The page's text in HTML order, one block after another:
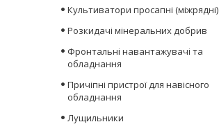
Культиватори просапні (міжрядні)
Розкидачі мінеральних добрив
Фронтальні навантажувачі та
обладнання
Причіпні пристрої для навісного
обладнання
Лущильники